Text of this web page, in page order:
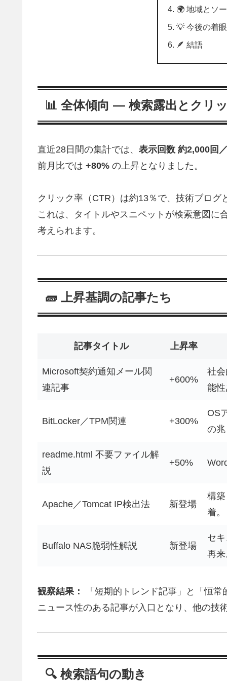
🌍 地域とソ
💡 今後の着
🪶 結語
📊 全体傾向 ― 検索露出とクリ
直近28日間の集計では、 表示回数 約2,000回
前月比では +80% の上昇となりました。
クリック率（CTR）は約13％で、技術ブログ
これは、タイトルやスニペットが検索意図に
考えられます。
🧱 上昇基調の記事たち
記事タイトル 上昇率
Microsoft契約通知メール関
連記事
+600%
社
能
BitLocker／TPM関連 +300%
OS
の
readme.html 不要ファイル解
説
+50%
Apache／Tomcat IP検出法 新登場
構
着。
Buffalo NAS脆弱性解説 新登場
セ
再
観察結果：
「短期的トレンド記事」と「恒
ニュース性のある記事が入口となり、他の技
🔍 検索語句の動き